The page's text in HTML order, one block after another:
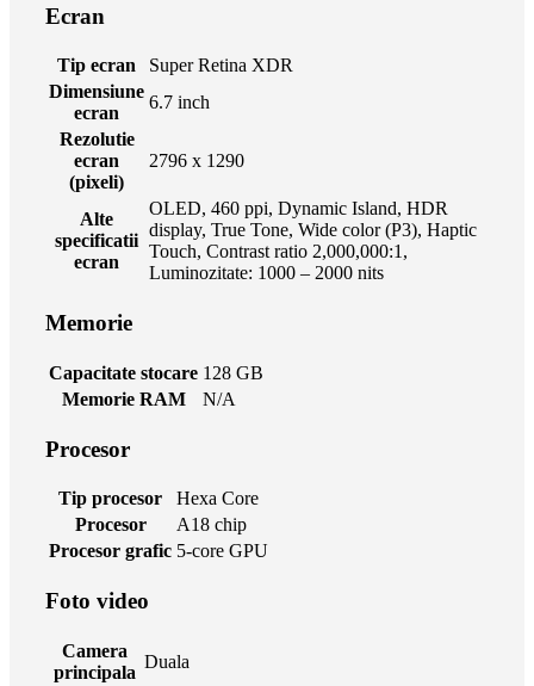
Ecran
Tip ecran
Super Retina XDR
Dimensiune
ecran
6.7 inch
Rezolutie
ecran
(pixeli)
2796 x 1290
Alte
specificatii
ecran
OLED, 460 ppi, Dynamic Island, HDR
display, True Tone, Wide color (P3), Haptic
Touch, Contrast ratio 2,000,000:1,
Luminozitate: 1000 – 2000 nits
Memorie
Capacitate stocare 128 GB
Memorie RAM
N/A
Procesor
Tip procesor
Hexa Core
Procesor
A18 chip
Procesor grafic 5-core GPU
Foto video
Camera
principala
Duala